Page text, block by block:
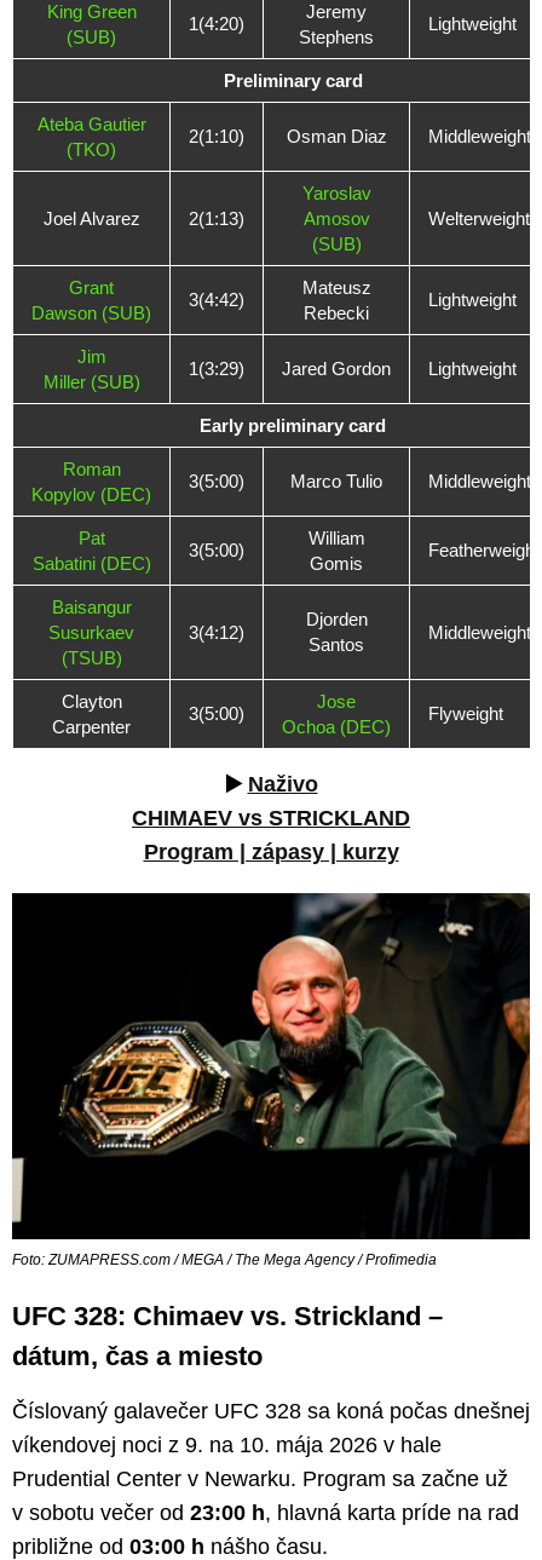
King Green
(SUB)
1(4:20)
Jeremy
Stephens
Lightweight
Preliminary card
Ateba Gautier
(TKO)
2(1:10) Osman Diaz Middleweight
Joel Alvarez 2(1:13)
Yaroslav
Amosov
(SUB)
Welterweight
Grant
Dawson (SUB)
3(4:42)
Mateusz
Rebecki
Lightweight
Jim
Miller (SUB)
1(3:29) Jared Gordon Lightweight
Early preliminary card
Roman
Kopylov (DEC)
3(5:00) Marco Tulio Middleweight
Pat
Sabatini (DEC)
3(5:00)
William
Gomis
Featherweight
Baisangur
Susurkaev
(TSUB)
3(4:12)
Djorden
Santos
Middleweight
Clayton
Carpenter
3(5:00)
Jose
Ochoa (DEC)
Flyweight
▶️ Naživo
CHIMAEV vs STRICKLAND
Program | zápasy | kurzy
Foto: ZUMAPRESS.com / MEGA / The Mega Agency / Profimedia
UFC 328: Chimaev vs. Strickland –
dátum, čas a miesto
Číslovaný galavečer UFC 328 sa koná počas dnešnej
víkendovej noci z 9. na 10. mája 2026 v hale
Prudential Center v Newarku. Program sa začne už
v sobotu večer od 23:00 h, hlavná karta príde na rad
približne od 03:00 h nášho času.